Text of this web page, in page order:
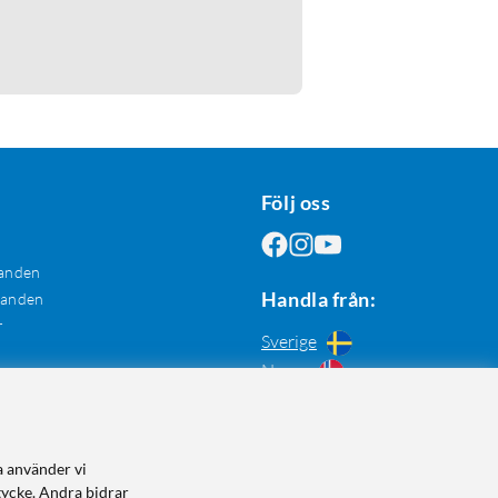
Följ oss
Handla från:
Sverige
Norge
använder vi
Andra bidrar